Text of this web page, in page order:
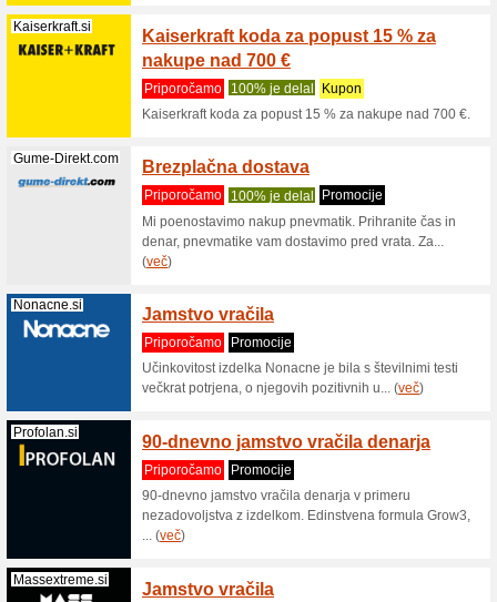
Picasee.si SK -
Picasee.si
RO
toate